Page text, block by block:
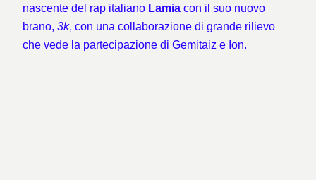
nascente del rap italiano Lamia con il suo nuovo
brano, 3k, con una collaborazione di grande rilievo
che vede la partecipazione di Gemitaiz e Ion.